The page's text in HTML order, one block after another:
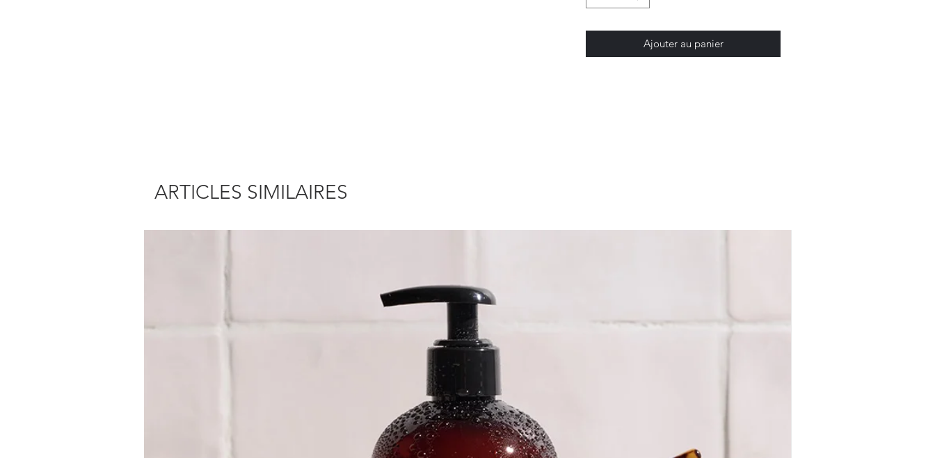
Et pour celles et ceux qui ont le goût
démaquillantes Brigittepour une
parure assortie.
Ajouter au panier
ARTICLES SIMILAIRES